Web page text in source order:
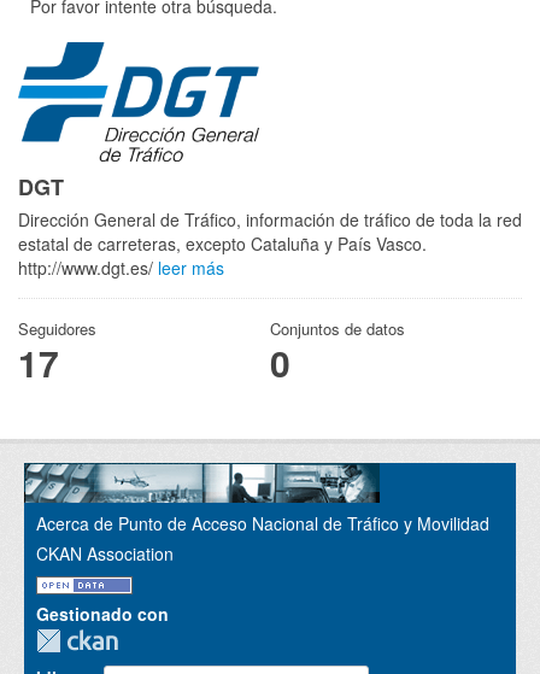
Por favor intente otra búsqueda.
DGT
Dirección General de Tráfico, información de tráfico de toda la red
estatal de carreteras, excepto Cataluña y País Vasco.
http://www.dgt.es/ leer más
Seguidores
17
Conjuntos de datos
0
Acerca de Punto de Acceso Nacional de Tráfico y Movilidad
CKAN Association
Gestionado con